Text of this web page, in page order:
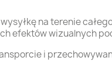
na terenie
efektów wizualnych
i